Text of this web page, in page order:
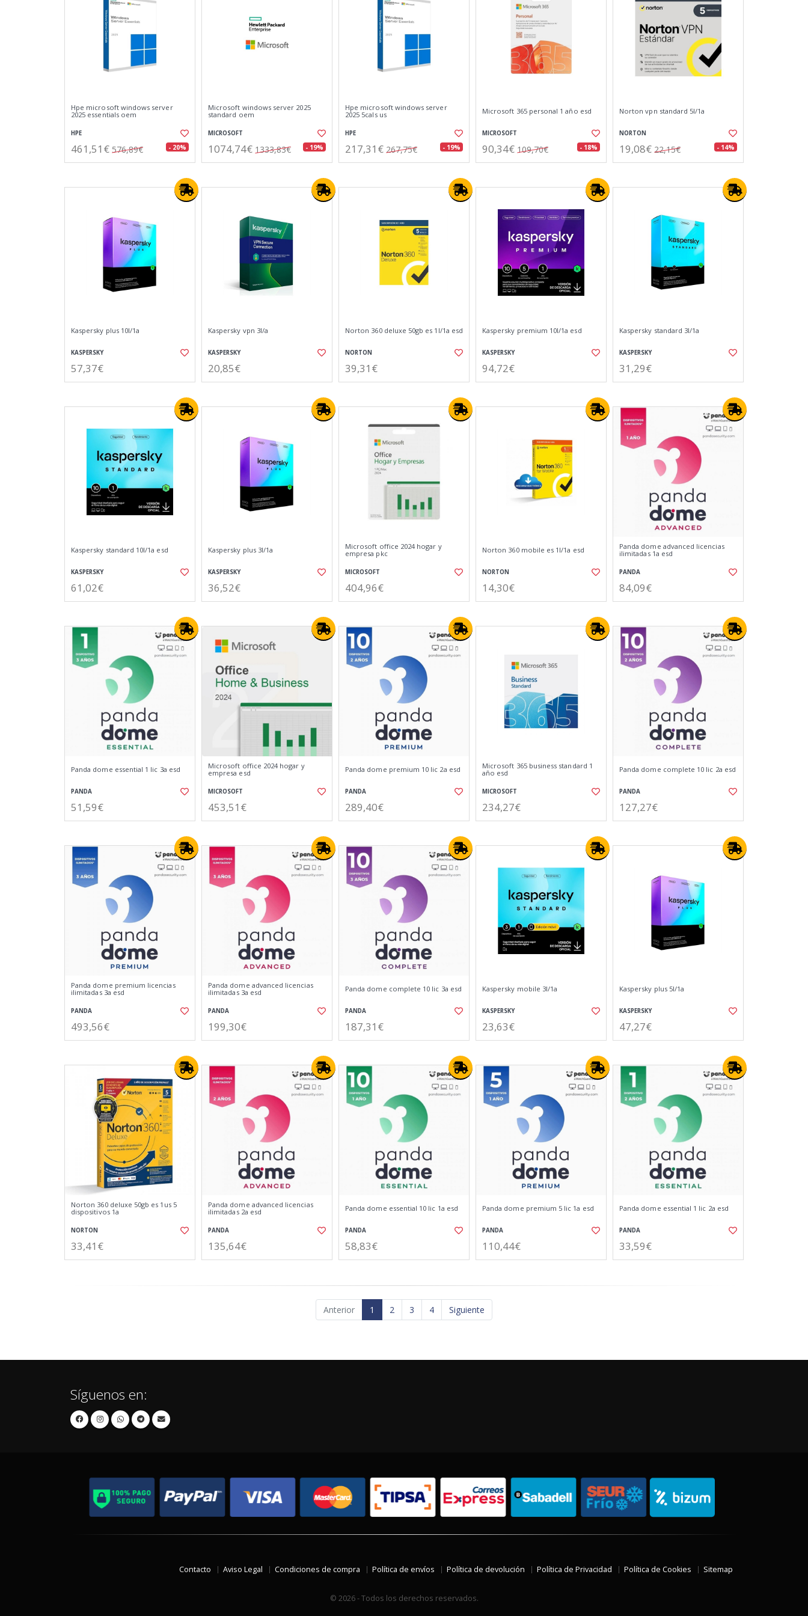
Hpe microsoft windows server
2025 essentials oem
HPE
461,51€ 576,89€ - 20%
Microsoft windows server 2025
standard oem
MICROSOFT
1074,74€ 1333,83€ - 19%
Hpe microsoft windows server
2025 5cals us
HPE
217,31€ 267,75€ - 19%
Microsoft 365 personal 1 año esd
MICROSOFT
90,34€ 109,70€ - 18%
Norton vpn standard 5l/1a
NORTON
19,08€ 22,15€ - 14%
Kaspersky plus 10l/1a
KASPERSKY
57,37€
Kaspersky vpn 3l/a
KASPERSKY
20,85€
Norton 360 deluxe 50gb es 1l/1a esd
NORTON
39,31€
Kaspersky premium 10l/1a esd
KASPERSKY
94,72€
Kaspersky standard 3l/1a
KASPERSKY
31,29€
Kaspersky standard 10l/1a esd
KASPERSKY
61,02€
Kaspersky plus 3l/1a
KASPERSKY
36,52€
Microsoft office 2024 hogar y
empresa pkc
MICROSOFT
404,96€
Norton 360 mobile es 1l/1a esd
NORTON
14,30€
Panda dome advanced licencias
ilimitadas 1a esd
PANDA
84,09€
Panda dome essential 1 lic 3a esd
PANDA
51,59€
Microsoft office 2024 hogar y
empresa esd
MICROSOFT
453,51€
Panda dome premium 10 lic 2a esd
PANDA
289,40€
Microsoft 365 business standard 1
año esd
MICROSOFT
234,27€
Panda dome complete 10 lic 2a esd
PANDA
127,27€
Panda dome premium licencias
ilimitadas 3a esd
PANDA
493,56€
Panda dome advanced licencias
ilimitadas 3a esd
PANDA
199,30€
Panda dome complete 10 lic 3a esd
PANDA
187,31€
Kaspersky mobile 3l/1a
KASPERSKY
23,63€
Kaspersky plus 5l/1a
KASPERSKY
47,27€
Norton 360 deluxe 50gb es 1us 5
dispositivos 1a
NORTON
33,41€
Panda dome advanced licencias
ilimitadas 2a esd
PANDA
135,64€
Panda dome essential 10 lic 1a esd
PANDA
58,83€
Panda dome premium 5 lic 1a esd
PANDA
110,44€
Panda dome essential 1 lic 2a esd
PANDA
33,59€
Anterior 1 2 3 4 Siguiente
Síguenos en:
Contacto Aviso Legal Condiciones de compra Política de envíos Política de devolución Política de Privacidad Política de Cookies Sitemap
© 2026 - Todos los derechos reservados.